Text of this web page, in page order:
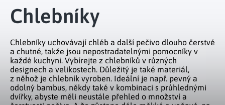
Květiny a věnce
Světelné dekorace
Fontány a kašny
Velikonoční dekorace
Dekorace na hrob
Bytový textil
Domácí elektro
Předsíň a chodba
Koupelna a záchod
Ložnice a šatna
Kuchyně
Kuchyňské pomůcky
Prostírání a stolování
Příprava nápojů
Grilování a smažení
Koupelnový nábytek
Nábytek do předsíně
Nábytek do ložnice
Zahrada
Zahradní doplňky
Zahradní nábytek
Volný čas
Chlebníky
Chlebníky uchovávají chléb a další pečivo dlouho čerstvé
a chutné, takže jsou nepostradatelnými pomocníky v
každé kuchyni. Vybírejte z chlebníků v různých
designech a velikostech. Důležitý je také materiál,
z něhož je chlebník vyroben. Ideální je např. pevný a
odolný bambus, někdy také v kombinaci s průhlednými
dvířky, abyste měli neustále přehled o množství a